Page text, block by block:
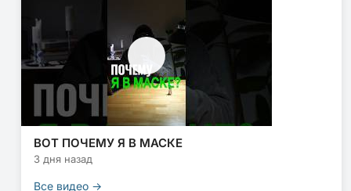
ВОТ ПОЧЕМУ Я В МАСКЕ
3 дня назад
Все видео →